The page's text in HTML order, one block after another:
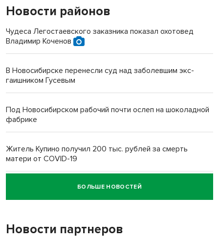
Новости районов
Чудеса Легостаевского заказника показал охотовед
Владимир Коченов
В Новосибирске перенесли суд над заболевшим экс-
гаишником Гусевым
Под Новосибирском рабочий почти ослеп на шоколадной
фабрике
Житель Купино получил 200 тыс. рублей за смерть
матери от COVID-19
Новосибирский суд наказал водителя за смерть
пенсионерки на вокзале
«Мы живём на пастбище!»: в новосибирском селе лошади
терроризируют жителей
БОЛЬШЕ НОВОСТЕЙ
Новости партнеров